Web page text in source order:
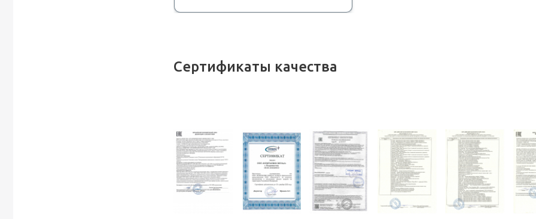
Сертификаты качества